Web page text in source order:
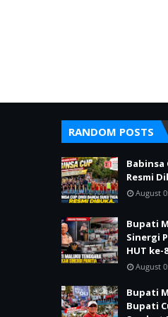
RANDOM POSTS
Babinsa
Resmi
August
Bupati
Sinergi
HUT ke-
August
Bupati
Bupati